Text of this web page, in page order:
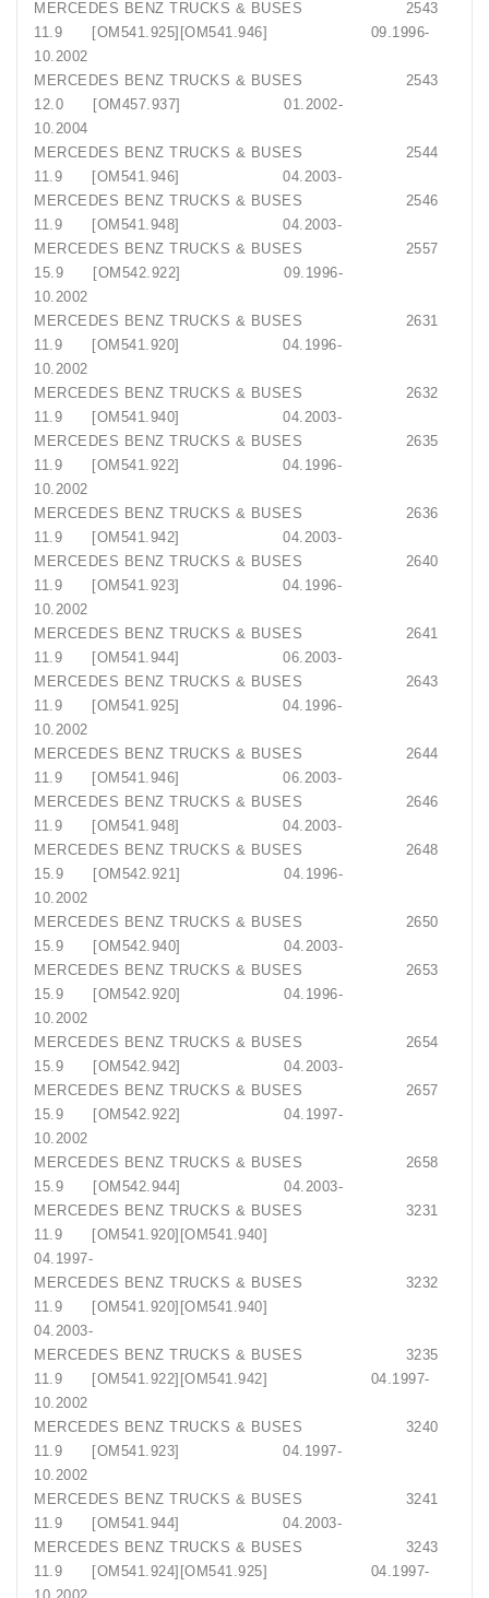
MERCEDES BENZ TRUCKS & BUSES 2543
11.9 [OM541.925][OM541.946] 09.1996-
10.2002
MERCEDES BENZ TRUCKS & BUSES 2543
12.0 [OM457.937] 01.2002-
10.2004
MERCEDES BENZ TRUCKS & BUSES 2544
11.9 [OM541.946] 04.2003-
MERCEDES BENZ TRUCKS & BUSES 2546
11.9 [OM541.948] 04.2003-
MERCEDES BENZ TRUCKS & BUSES 2557
15.9 [OM542.922] 09.1996-
10.2002
MERCEDES BENZ TRUCKS & BUSES 2631
11.9 [OM541.920] 04.1996-
10.2002
MERCEDES BENZ TRUCKS & BUSES 2632
11.9 [OM541.940] 04.2003-
MERCEDES BENZ TRUCKS & BUSES 2635
11.9 [OM541.922] 04.1996-
10.2002
MERCEDES BENZ TRUCKS & BUSES 2636
11.9 [OM541.942] 04.2003-
MERCEDES BENZ TRUCKS & BUSES 2640
11.9 [OM541.923] 04.1996-
10.2002
MERCEDES BENZ TRUCKS & BUSES 2641
11.9 [OM541.944] 06.2003-
MERCEDES BENZ TRUCKS & BUSES 2643
11.9 [OM541.925] 04.1996-
10.2002
MERCEDES BENZ TRUCKS & BUSES 2644
11.9 [OM541.946] 06.2003-
MERCEDES BENZ TRUCKS & BUSES 2646
11.9 [OM541.948] 04.2003-
MERCEDES BENZ TRUCKS & BUSES 2648
15.9 [OM542.921] 04.1996-
10.2002
MERCEDES BENZ TRUCKS & BUSES 2650
15.9 [OM542.940] 04.2003-
MERCEDES BENZ TRUCKS & BUSES 2653
15.9 [OM542.920] 04.1996-
10.2002
MERCEDES BENZ TRUCKS & BUSES 2654
15.9 [OM542.942] 04.2003-
MERCEDES BENZ TRUCKS & BUSES 2657
15.9 [OM542.922] 04.1997-
10.2002
MERCEDES BENZ TRUCKS & BUSES 2658
15.9 [OM542.944] 04.2003-
MERCEDES BENZ TRUCKS & BUSES 3231
11.9 [OM541.920][OM541.940]
04.1997-
MERCEDES BENZ TRUCKS & BUSES 3232
11.9 [OM541.920][OM541.940]
04.2003-
MERCEDES BENZ TRUCKS & BUSES 3235
11.9 [OM541.922][OM541.942] 04.1997-
10.2002
MERCEDES BENZ TRUCKS & BUSES 3240
11.9 [OM541.923] 04.1997-
10.2002
MERCEDES BENZ TRUCKS & BUSES 3241
11.9 [OM541.944] 04.2003-
MERCEDES BENZ TRUCKS & BUSES 3243
11.9 [OM541.924][OM541.925] 04.1997-